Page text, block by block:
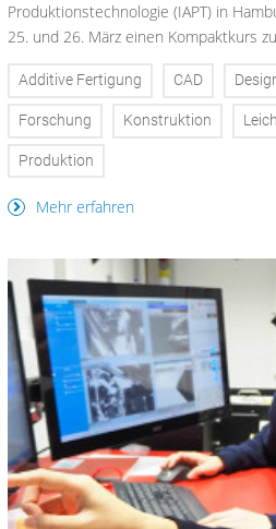
Produktionstechnologie (IAPT) in
25. und 26. März einen Kompaktkurs
Additive Fertigung CAD
Forschung Konstruktion
Produktion
Mehr erfahren